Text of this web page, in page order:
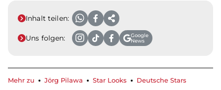
Inhalt teilen:
Uns folgen:
Google
News
Mehr zu Jörg Pilawa Star Looks Deutsche Stars